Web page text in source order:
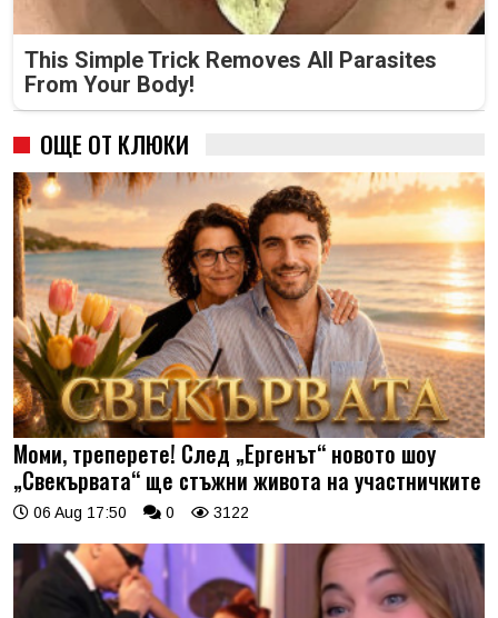
This Simple Trick Removes All Parasites
From Your Body!
ОЩЕ ОТ КЛЮКИ
Моми, треперете! След „Ергенът“ новото шоу
„Свекървата“ ще стъжни живота на участничките
06 Aug 17:50 0 3122